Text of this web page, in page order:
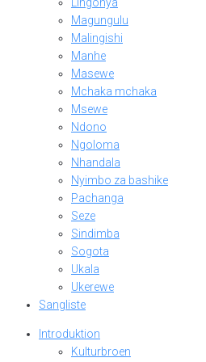
Lingonya
Magungulu
Malingishi
Manhe
Masewe
Mchaka mchaka
Msewe
Ndono
Ngoloma
Nhandala
Nyimbo za bashike
Pachanga
Seze
Sindimba
Sogota
Ukala
Ukerewe
Sangliste
Introduktion
Kulturbroen